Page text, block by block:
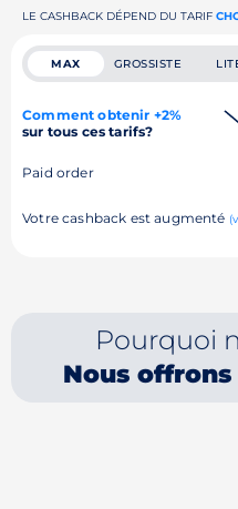
LE CASHBACK DÉPEND DU TARIF
MAX GROSSISTE
Comment obtenir +2%
sur tous ces tarifs?
Paid order
Votre cashback est augmenté
Pourquoi
Nous